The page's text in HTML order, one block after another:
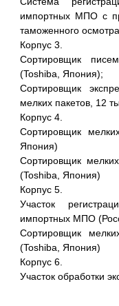
импортных МПО с
таможенного
Корпус 3.
Сортировщик
(Toshiba, Япония);
Сортировщик
мелких пакетов, 12
Корпус 4.
Сортировщик
Япония)
Сортировщик
(Toshiba, Япония)
Корпус 5.
Участок
импортных МПО
Сортировщик
(Toshiba, Япония)
Корпус 6.
Участок обработки